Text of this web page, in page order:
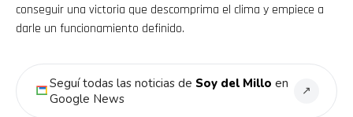
conseguir una victoria que descomprima el clima y empiece a
darle un funcionamiento definido.
Seguí todas las noticias de Soy del Millo en
Google News
↗